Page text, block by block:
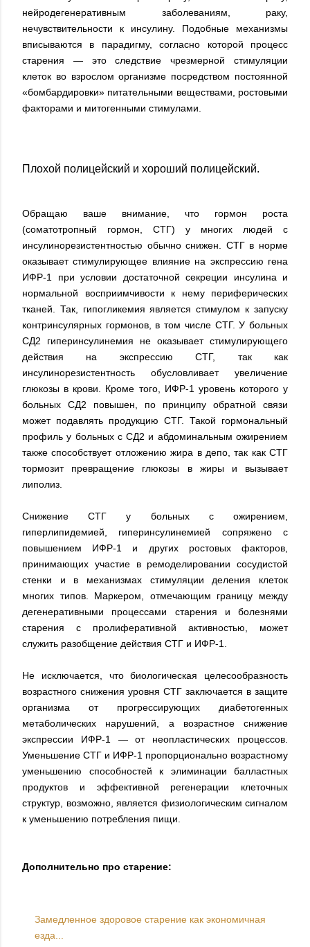
нейродегенеративным заболеваниям, раку,
нечувствительности к инсулину. Подобные механизмы
вписываются в парадигму, согласно которой процесс
старения — это следствие чрезмерной стимуляции
клеток во взрослом организме посредством постоянной
«бомбардировки» питательными веществами, ростовыми
факторами и митогенными стимулами.
Плохой полицейский и хороший полицейский.
Обращаю ваше внимание, что гормон роста
(соматотропный гормон, СТГ) у многих людей с
инсулинорезистентностью обычно снижен. СТГ в норме
оказывает стимулирующее влияние на экспрессию гена
ИФР-1 при условии достаточной секреции инсулина и
нормальной восприимчивости к нему периферических
тканей. Так, гипогликемия является стимулом к запуску
контринсулярных гормонов, в том числе СТГ. У больных
СД2 гиперинсулинемия не оказывает стимулирующего
действия на экспрессию СТГ, так как
инсулинорезистентность обусловливает увеличение
глюкозы в крови. Кроме того, ИФР-1 уровень которого у
больных СД2 повышен, по принципу обратной связи
может подавлять продукцию СТГ. Такой гормональный
профиль у больных с СД2 и абдоминальным ожирением
также способствует отложению жира в депо, так как СТГ
тормозит превращение глюкозы в жиры и вызывает
липолиз.
Снижение СТГ у больных с ожирением,
гиперлипидемией, гиперинсулинемией сопряжено с
повышением ИФР-1 и других ростовых факторов,
принимающих участие в ремоделировании сосудистой
стенки и в механизмах стимуляции деления клеток
многих типов. Маркером, отмечающим границу между
дегенеративными процессами старения и болезнями
старения с пролиферативной активностью, может
служить разобщение действия СТГ и ИФР-1.
Не исключается, что биологическая целесообразность
возрастного снижения уровня СТГ заключается в защите
организма от прогрессирующих диабетогенных
метаболических нарушений, а возрастное снижение
экспрессии ИФР-1 — от неопластических процессов.
Уменьшение СТГ и ИФР-1 пропорционально возрастному
уменьшению способностей к элиминации балластных
продуктов и эффективной регенерации клеточных
структур, возможно, является физиологическим сигналом
к уменьшению потребления пищи.
Дополнительно про старение:
Замедленное здоровое старение как экономичная
езда...